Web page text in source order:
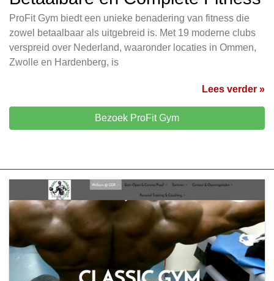
ProFit Gym biedt een unieke benadering van fitness die
zowel betaalbaar als uitgebreid is. Met 19 moderne clubs
verspreid over Nederland, waaronder locaties in Ommen,
Zwolle en Hardenberg, is
Lees verder »
Bezoek ProFit Gym